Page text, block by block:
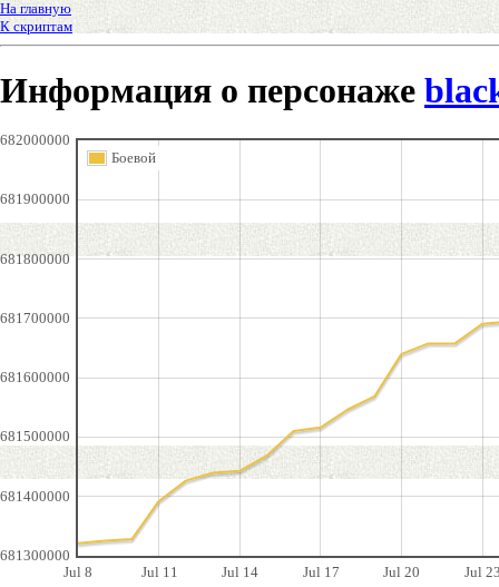
На главную
К скриптам
Информация о персонаже
Jul 8 Jul 11 Jul 14 Jul 17 Jul 20 Jul
681300000
681400000
681500000
681600000
681700000
681800000
681900000
682000000
Боевой